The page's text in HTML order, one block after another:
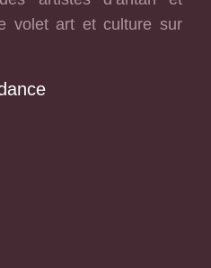
volet art et culture sur